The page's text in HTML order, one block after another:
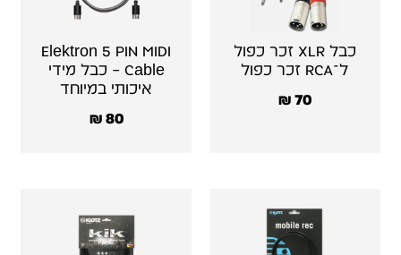
כבל XLR זכר כפול
ל־RCA זכר כפול
₪70
Elektron 5 PIN MIDI
Cable – כבל מידי
איכותי במיוחד
₪80